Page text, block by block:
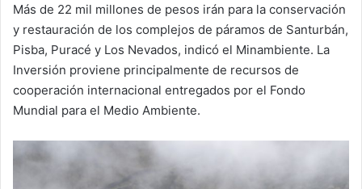
Más de 22 mil millones de pesos irán para la conservación
y restauración de los complejos de páramos de Santurbán,
Pisba, Puracé y Los Nevados, indicó el Minambiente. La
Inversión proviene principalmente de recursos de
cooperación internacional entregados por el Fondo
Mundial para el Medio Ambiente.